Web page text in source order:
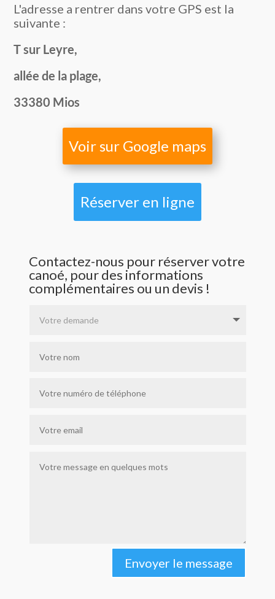
L'adresse a rentrer dans votre GPS est la
suivante :
T sur Leyre,
allée de la plage,
33380 Mios
Voir sur Google maps
Réserver en ligne
Contactez-nous pour réserver votre
canoé, pour des informations
complémentaires ou un devis !
Envoyer le message